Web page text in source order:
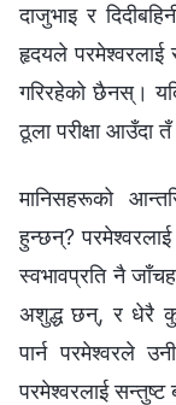
दाजुभाइ र
हृदयले परमेश्‍वरलाई
गरिरहेको छैनस्।
ठूला परीक्षा आउँदा
मानिसहरूको
हुन्छन्?
स्वभावप्रति नै
अशुद्ध छन्, र धेरै
पार्न परमेश्‍वरले
परमेश्‍वरलाई